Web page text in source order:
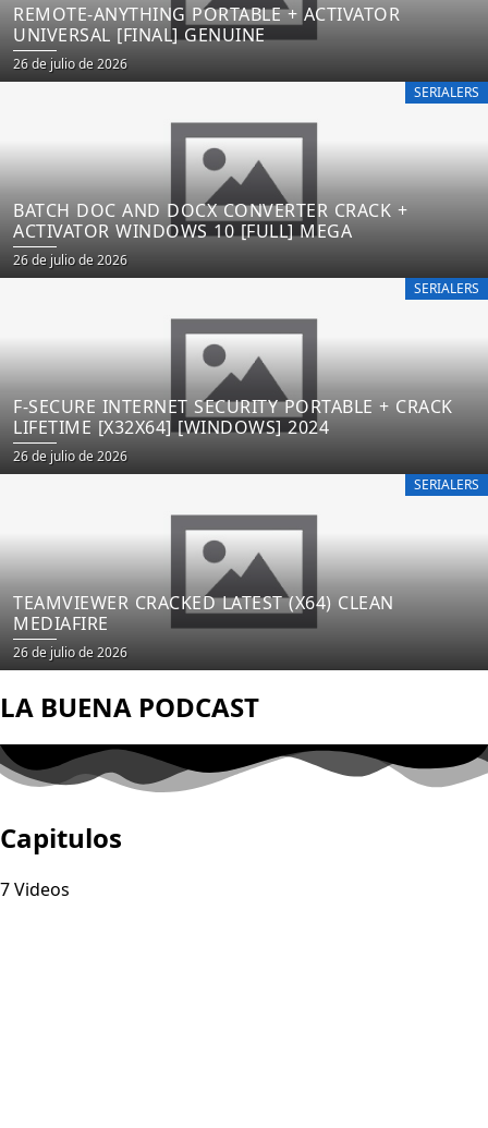
REMOTE-ANYTHING PORTABLE + ACTIVATOR
UNIVERSAL [FINAL] GENUINE
26 de julio de 2026
SERIALERS
BATCH DOC AND DOCX CONVERTER CRACK +
ACTIVATOR WINDOWS 10 [FULL] MEGA
26 de julio de 2026
SERIALERS
F-SECURE INTERNET SECURITY PORTABLE + CRACK
LIFETIME [X32X64] [WINDOWS] 2024
26 de julio de 2026
SERIALERS
TEAMVIEWER CRACKED LATEST (X64) CLEAN
MEDIAFIRE
26 de julio de 2026
LA BUENA PODCAST
Capitulos
7 Videos